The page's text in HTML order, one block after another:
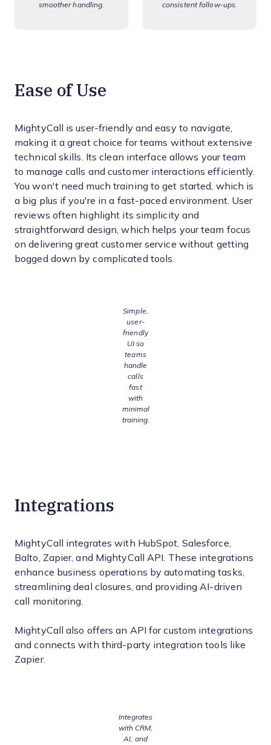
smoother handling.
consistent follow-ups.
Ease of Use
MightyCall is user-friendly and easy to navigate,
making it a great choice for teams without extensive
technical skills. Its clean interface allows your team
to manage calls and customer interactions efficiently.
You won't need much training to get started, which is
a big plus if you're in a fast-paced environment. User
reviews often highlight its simplicity and
straightforward design, which helps your team focus
on delivering great customer service without getting
bogged down by complicated tools.
Simple,
user-
friendly
UI so
teams
handle
calls
fast
with
minimal
training.
Integrations
MightyCall integrates with HubSpot, Salesforce,
Balto, Zapier, and MightyCall API. These integrations
enhance business operations by automating tasks,
streamlining deal closures, and providing AI-driven
call monitoring.
MightyCall also offers an API for custom integrations
and connects with third-party integration tools like
Zapier.
Integrates
with CRM,
AI, and